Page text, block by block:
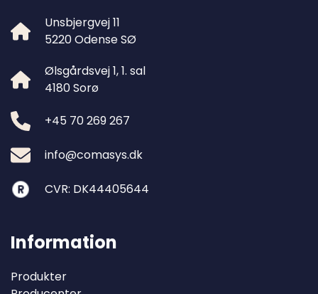
Unsbjergvej 11
5220 Odense SØ
Ølsgårdsvej 1, 1. sal
4180 Sorø
+45 70 269 267
info@comasys.dk
CVR: DK44405644
Information
Produkter